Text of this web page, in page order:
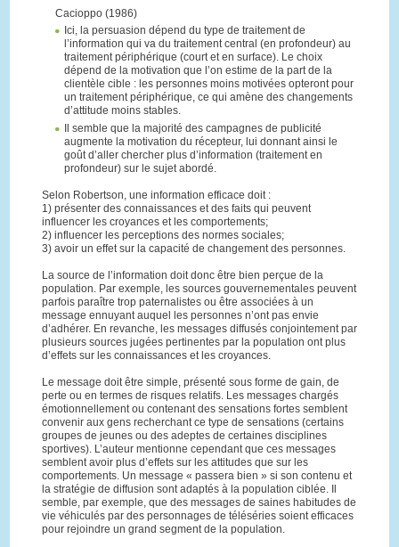
Cacioppo (1986)
Ici, la persuasion dépend du type de traitement de
l’information qui va du traitement central (en profondeur) au
traitement périphérique (court et en surface). Le choix
dépend de la motivation que l’on estime de la part de la
clientèle cible : les personnes moins motivées opteront pour
un traitement périphérique, ce qui amène des changements
d’attitude moins stables.
Il semble que la majorité des campagnes de publicité
augmente la motivation du récepteur, lui donnant ainsi le
goût d’aller chercher plus d’information (traitement en
profondeur) sur le sujet abordé.
Selon Robertson, une information efficace doit :
1) présenter des connaissances et des faits qui peuvent
influencer les croyances et les comportements;
2) influencer les perceptions des normes sociales;
3) avoir un effet sur la capacité de changement des personnes.
La source de l’information doit donc être bien perçue de la
population. Par exemple, les sources gouvernementales peuvent
parfois paraître trop paternalistes ou être associées à un
message ennuyant auquel les personnes n’ont pas envie
d’adhérer. En revanche, les messages diffusés conjointement par
plusieurs sources jugées pertinentes par la population ont plus
d’effets sur les connaissances et les croyances.
Le message doit être simple, présenté sous forme de gain, de
perte ou en termes de risques relatifs. Les messages chargés
émotionnellement ou contenant des sensations fortes semblent
convenir aux gens recherchant ce type de sensations (certains
groupes de jeunes ou des adeptes de certaines disciplines
sportives). L’auteur mentionne cependant que ces messages
semblent avoir plus d’effets sur les attitudes que sur les
comportements. Un message « passera bien » si son contenu et
la stratégie de diffusion sont adaptés à la population ciblée. Il
semble, par exemple, que des messages de saines habitudes de
vie véhiculés par des personnages de téléséries soient efficaces
pour rejoindre un grand segment de la population.